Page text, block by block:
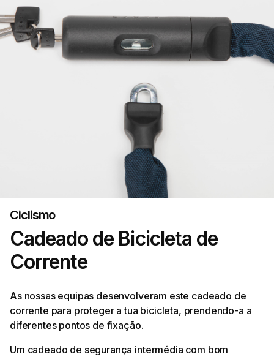
Ciclismo
Cadeado de Bicicleta de
Corrente
As nossas equipas desenvolveram este cadeado de
corrente para proteger a tua bicicleta, prendendo-a a
diferentes pontos de fixação.
Um cadeado de segurança intermédia com bom